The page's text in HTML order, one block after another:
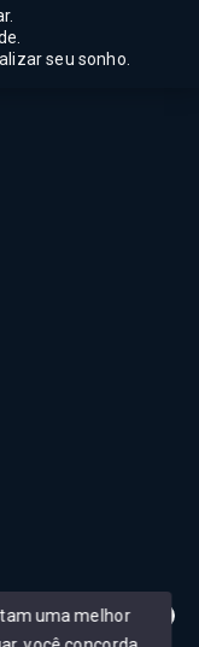
seu sonho.
uma melhor